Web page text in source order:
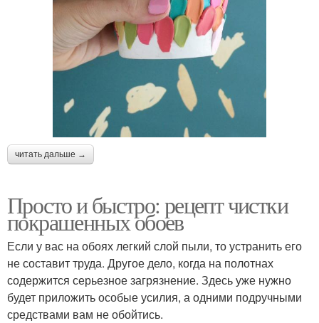
читать дальше →
Просто и быстро: рецепт чистки
покрашенных обоев
Если у вас на обоях легкий слой пыли, то устранить его
не составит труда. Другое дело, когда на полотнах
содержится серьезное загрязнение. Здесь уже нужно
будет приложить особые усилия, а одними подручными
средствами вам не обойтись.